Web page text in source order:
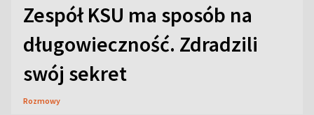
Zespół KSU ma sposób na
długowieczność. Zdradzili
swój sekret
Rozmowy